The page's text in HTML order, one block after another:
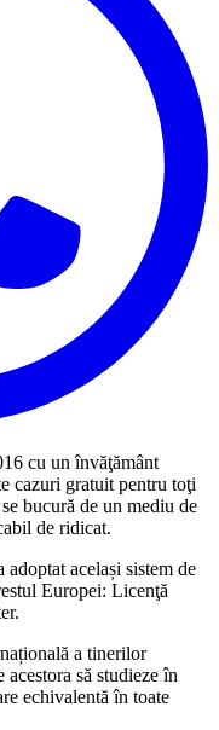
cu un învăţământ
cazuri gratuit pentru toţi
bucură de un mediu de
de ridicat.
același sistem de
Europei: Licenţă
a tinerilor
să studieze în
echivalentă în toate